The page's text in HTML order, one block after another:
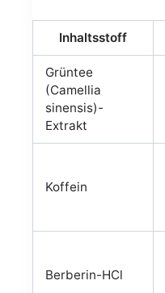
Inhaltsstoff
Grüntee
(Camellia
sinensis)-
Extrakt
Koffein
Berberin-HCl